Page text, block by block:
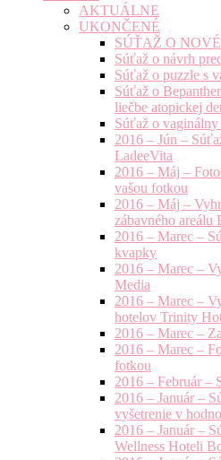
AKTUÁLNE
UKONČENÉ
SÚŤAŽ O
Súťaž o návrh
Súťaž o puzzle s
Súťaž o
liečbe atopickej
Súťaž o
2016 – Jún –
LadeeVita
2016 – Máj –
vašou fotkou
2016 – Máj –
zábavného areálu
2016 – Marec –
kvapky
2016 – Marec –
Media
2016 – Marec –
hotelov Trinity
2016 – Marec –
2016 – Marec –
fotkou
2016 – Február –
2016 – Január –
vyšetrenie v
2016 – Január –
Wellness Hoteli